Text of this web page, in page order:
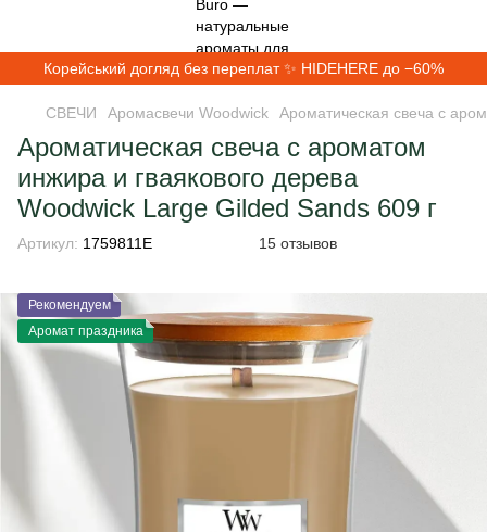
Корейський догляд без переплат ✨ HIDEHERE до −60%
СВЕЧИ Аромасвечи Woodwick Ароматическая свеча с
Ароматическая свеча с ароматом
инжира и гваякового дерева
Woodwick Large Gilded Sands 609 г
Артикул: 1759811E 15 отзывов
Рекомендуем
Аромат праздника